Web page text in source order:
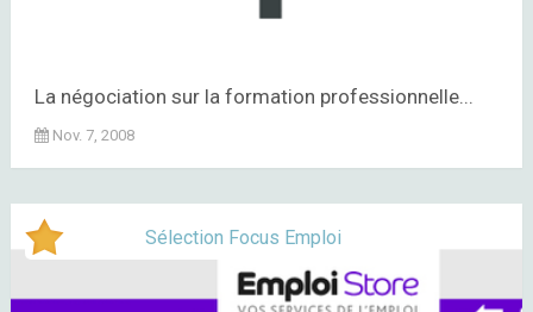
La négociation sur la formation professionnelle...
Nov. 7, 2008
Sélection Focus Emploi